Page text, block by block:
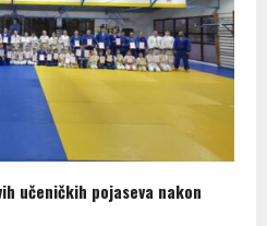
učeničkih pojaseva nakon